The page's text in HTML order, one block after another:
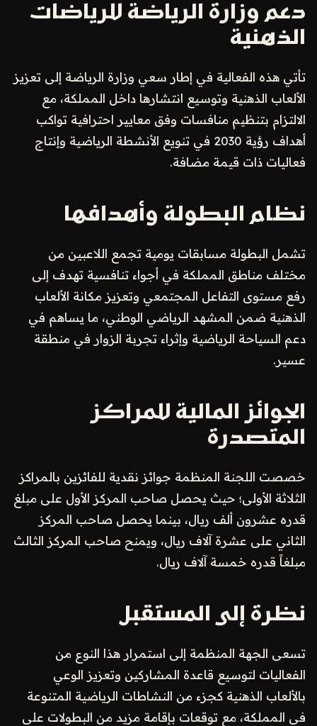
دعم وزارة الرياضة للرياضات
الذهنية
تأتي هذه الفعالية في إطار سعي وزارة الرياضة إلى تعزيز
الألعاب الذهنية وتوسيع انتشارها داخل المملكة، مع
الالتزام بتنظيم منافسات وفق معايير احترافية تواكب
أهداف رؤية 2030 في تنويع الأنشطة الرياضية وإنتاج
فعاليات ذات قيمة مضافة.
نظام البطولة وأهدافها
تشمل البطولة مسابقات يومية تجمع اللاعبين من
مختلف مناطق المملكة في أجواء تنافسية تهدف إلى
رفع مستوى التفاعل المجتمعي وتعزيز مكانة الألعاب
الذهنية ضمن المشهد الرياضي الوطني، ما يساهم في
دعم السياحة الرياضية وإثراء تجربة الزوار في منطقة
عسير.
الجوائز المالية للمراكز
المتصدرة
خصصت اللجنة المنظمة جوائز نقدية للفائزين بالمراكز
الثلاثة الأولى؛ حيث يحصل صاحب المركز الأول على مبلغ
قدره عشرون ألف ريال، بينما يحصل صاحب المركز
الثاني على عشرة آلاف ريال، ويمنح صاحب المركز الثالث
مبلغاً قدره خمسة آلاف ريال.
نظرة إلى المستقبل
تسعى الجهة المنظمة إلى استمرار هذا النوع من
الفعاليات لتوسيع قاعدة المشاركين وتعزيز الوعي
بالألعاب الذهنية كجزء من النشاطات الرياضية المتنوعة
في المملكة، مع توقعات بإقامة مزيد من البطولات على